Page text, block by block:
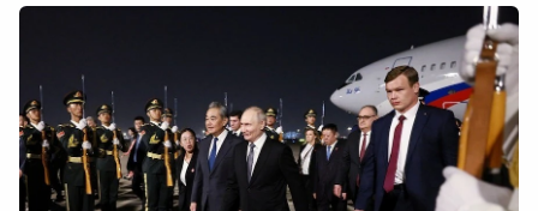
eMagazine
Podcast
Video Ảnh
Infographic